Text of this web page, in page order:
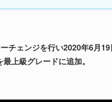
チェンジを行い2020年6月
上級グレードに追加。